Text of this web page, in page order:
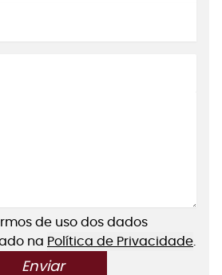
de uso dos dados
na Política de Privacidade
Enviar